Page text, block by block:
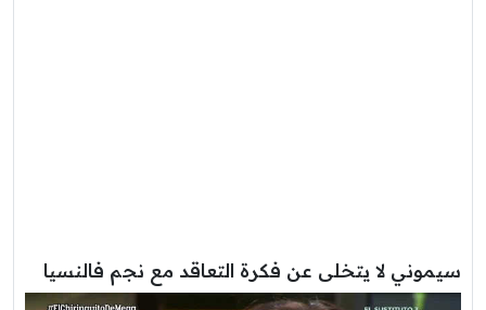
سيموني لا يتخلى عن فكرة التعاقد مع نجم فالنسيا